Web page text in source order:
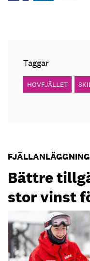
Taggar
HOVFJÄLLET
Bättre
stor vinst
FOTO: Johan Olsson